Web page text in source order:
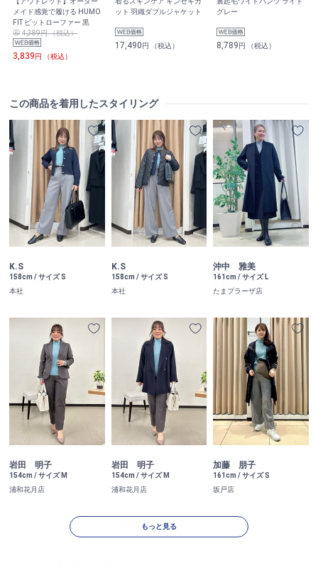
メイド感覚で履ける HUMO
FIT ビットローファー 黒
4,389円 （税込）
3,839円 （税込）
ット 羽織ダブルジャケット
17,490円 （税込）
グレー
8,789円 （税込）
この商品を着用したスタイリング
K.S
158cm / サイズ S
本社
K.S
158cm / サイズ S
本社
沖中 雅美
161cm / サイズ L
たまプラーザ店
岩田 明子
154cm / サイズ M
浦和花月店
岩田 明子
154cm / サイズ M
浦和花月店
加藤 朋子
161cm / サイズ S
坂戸店
もっと見る